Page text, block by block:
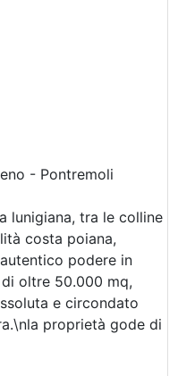
- Pontremoli
lunigiana, tra le colline
costa poiana,
podere in
oltre 50.000 mq,
e circondato
proprietà gode di